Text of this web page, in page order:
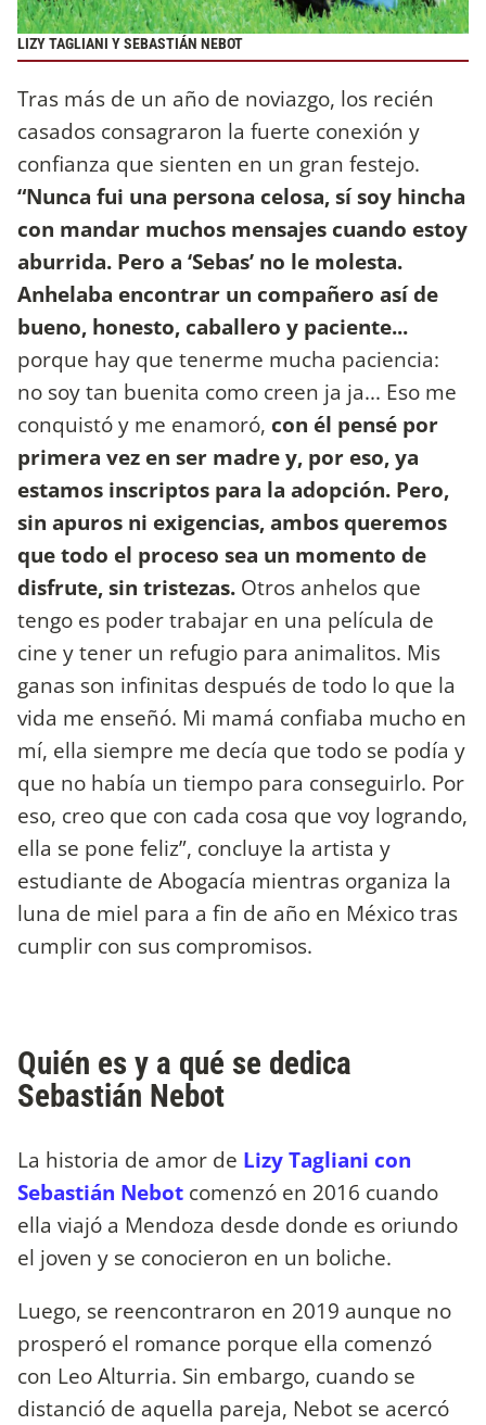
LIZY TAGLIANI Y SEBASTIÁN NEBOT
Tras más de un año de noviazgo, los recién
casados consagraron la fuerte conexión y
confianza que sienten en un gran festejo.
“Nunca fui una persona celosa, sí soy hincha
con mandar muchos mensajes cuando estoy
aburrida. Pero a ‘Sebas’ no le molesta.
Anhelaba encontrar un compañero así de
bueno, honesto, caballero y paciente...
porque hay que tenerme mucha paciencia:
no soy tan buenita como creen ja ja... Eso me
conquistó y me enamoró, con él pensé por
primera vez en ser madre y, por eso, ya
estamos inscriptos para la adopción. Pero,
sin apuros ni exigencias, ambos queremos
que todo el proceso sea un momento de
disfrute, sin tristezas. Otros anhelos que
tengo es poder trabajar en una película de
cine y tener un refugio para animalitos. Mis
ganas son infinitas después de todo lo que la
vida me enseñó. Mi mamá confiaba mucho en
mí, ella siempre me decía que todo se podía y
que no había un tiempo para conseguirlo. Por
eso, creo que con cada cosa que voy logrando,
ella se pone feliz”, concluye la artista y
estudiante de Abogacía mientras organiza la
luna de miel para a fin de año en México tras
cumplir con sus compromisos.
Quién es y a qué se dedica
Sebastián Nebot
La historia de amor de Lizy Tagliani con
Sebastián Nebot comenzó en 2016 cuando
ella viajó a Mendoza desde donde es oriundo
el joven y se conocieron en un boliche.
Luego, se reencontraron en 2019 aunque no
prosperó el romance porque ella comenzó
con Leo Alturria. Sin embargo, cuando se
distanció de aquella pareja, Nebot se acercó